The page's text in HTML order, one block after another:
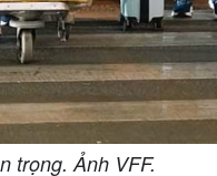
trọng. Ảnh VFF.